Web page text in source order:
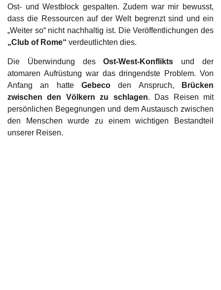
Ost- und Westblock gespalten. Zudem war mir bewusst,
dass die Ressourcen auf der Welt begrenzt sind und ein
„Weiter so“ nicht nachhaltig ist. Die Veröffentlichungen des
„Club of Rome“ verdeutlichten dies.
Die Überwindung desOst-West-Konflikts und der
atomaren Aufrüstung war das dringendste Problem. Von
Anfang an hatte Gebeco den Anspruch,
Brücken
zwischen den Völkern zu schlagen. Das Reisen mit
persönlichen Begegnungen und dem Austausch zwischen
den Menschen wurde zu einem wichtigen Bestandteil
unserer Reisen.